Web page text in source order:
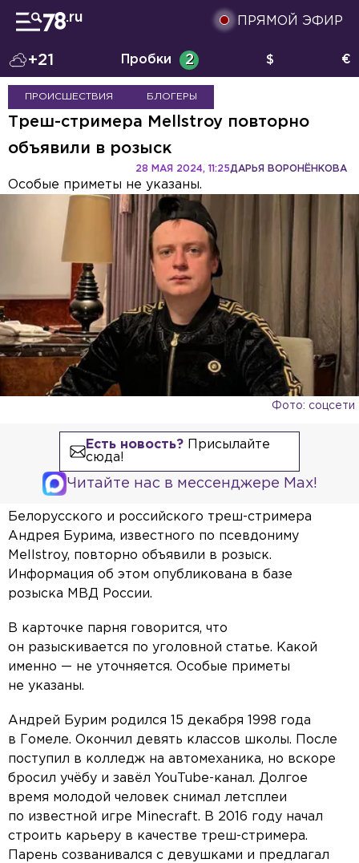
ПРЯМОЙ ЭФИР
+21 Пробки 2 $ €
ПРОИСШЕСТВИЯ БЛОГЕРЫ
Треш-стримера Mellstroy повторно
объявили в розыск
ДАРЬЯ ВОРОНЁНКОВА
28 МАЯ 2024, 11:25
Особые приметы не указаны.
Фото: соцсети
Есть новость?Присылайте
сюда!
Читайте нас в мессенджере Max!
Белорусского и российского треш-стримера
Андрея Бурима, известного по псевдониму
Mellstroy, повторно объявили в розыск.
Информация об этом опубликована в базе
розыска МВД России.
В карточке парня говорится, что
он разыскивается по уголовной статье. Какой
именно — не уточняется. Особые приметы
не указаны.
Андрей Бурим родился 15 декабря 1998 года
в Гомеле. Окончил девять классов школы. После
поступил в колледж на автомеханика, но вскоре
бросил учёбу и завёл YouTube-канал. Долгое
время молодой человек снимал летсплеи
по известной игре Minecraft. В 2016 году начал
строить карьеру в качестве треш-стримера.
Парень созванивался с девушками и предлагал